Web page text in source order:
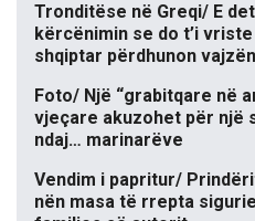
Tronditëse në Greqi/ E
kërcënimin se do t’i
shqiptar përdhunon
Foto/ Një “grabitqare në
vjeçare akuzohet për një
ndaj… marinarëve
Vendim i papritur/
nën masa të rrepta